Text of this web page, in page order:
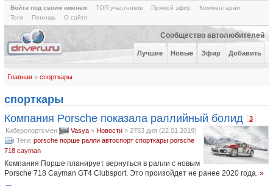
Войти под своим именем ТОП участников Прямой эфир
Комментарии
Теги
Помощь О сайте
Сообщество автолюбителей
Лучшие Новые Эфир Добавить
Главная» спорткары
спорткары
Компания Porsche показала раллийный болид [3
Киберспортсмен Vasya» Новости» 2753 дня (22.01.2019)
Теги: porsche порше ралли автоспорт спорткары porsche
718 cayman
Компания Порше планирует вернуться в ралли с новым
Porsche 718 Cayman GT4 Clubsport. Это произойдет не ранее 2020 года. »